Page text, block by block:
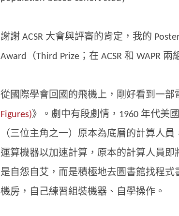
謝謝 ACSR 大會與評審的肯定，我的
Award（Third Prize；在 ACSR 和 WAPR 兩
從國際學會回國的飛機上，剛好看到一部
Figures)》。劇中有段劇情，1960 年代美
（三位主角之一）原本為底層的計算人員
運算機器以加速計算，原本的計算人員
是自怨自艾，而是積極地去圖書館找程
機房，自己練習組裝機器、自學操作。